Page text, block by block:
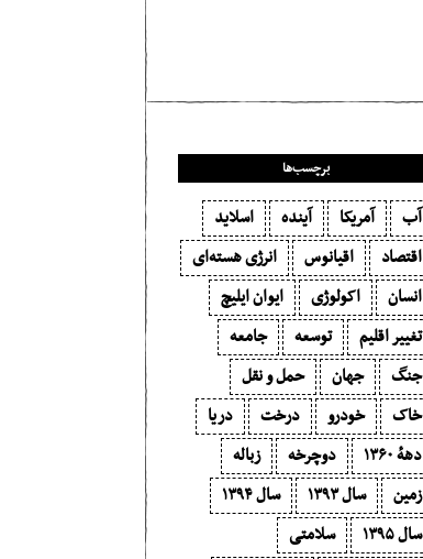
برچسب‌ها
آب آمریکا آینده
اسلاید
اقتصاد
اقیانوس
انرژی هسته‌ای
انسان
اکولوژی
ایوان ایلیچ
تغییر اقلیم
توسعه
جامعه
جنگ
جهان
حمل و نقل
خاک
خودرو درخت
دریا
دههٔ ۱‍۳۶۰
دوچرخه
زباله
زمین
سال ۱۳۹۳
سال ۱۳۹۴
سال ۱۳۹۵
سلامتی